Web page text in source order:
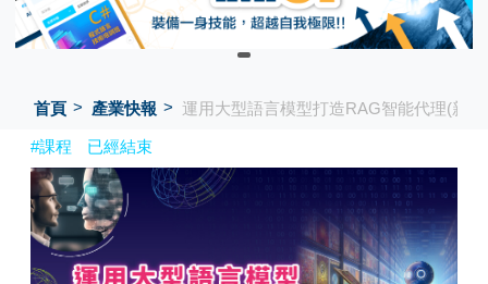
首頁 產業快報 運用大型語言模型打造RAG智能代理(新竹
#課程 已經結束